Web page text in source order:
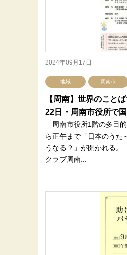
2024年09月17日
地域 周南市
【周南】世界のこと
22日・周南市役所で
周南市役所1階の多目
ら正午まで「日本のうた
うなる？」が開かれる
クラブ周南...